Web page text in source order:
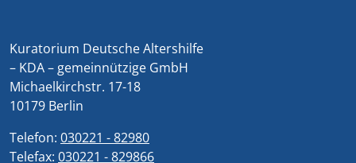
Kuratorium Deutsche Altershilfe
– KDA – gemeinnützige GmbH
Michaelkirchstr. 17-18
10179 Berlin
Telefon: 030221 - 82980
Telefax: 030221 - 829866